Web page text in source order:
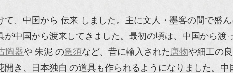
、中国から 伝来 しました。主に文人・墨客の間で盛
中国から渡来してきました。最初の頃は、中国から渡
陶器や 朱泥 の急須など、昔に輸入された 唐物や細工の
き、日本独自 の道具も作られるようになりました。